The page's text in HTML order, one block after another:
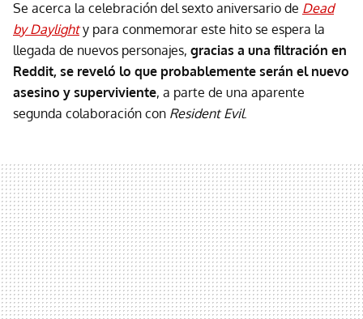
Se acerca la celebración del sexto aniversario de Dead
by Daylighty para conmemorar este hito se espera la
llegada de nuevos personajes, gracias a una filtración en
Reddit, se reveló lo que probablemente serán el nuevo
asesino y superviviente, a parte de una aparente
segunda colaboración con Resident Evil.